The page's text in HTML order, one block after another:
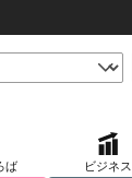
ば ビジネス